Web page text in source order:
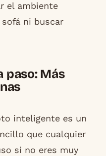
el ambiente
ni buscar
paso: Más
inteligente es un
que cualquier
si no eres muy